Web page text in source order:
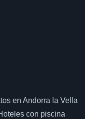
en Andorra la Vella
con piscina